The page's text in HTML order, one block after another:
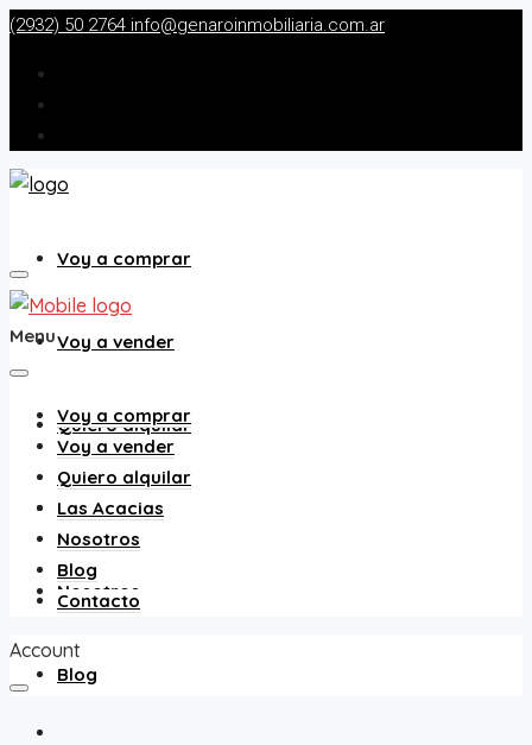
(2932) 50 2764 info@genaroinmobiliaria.com.ar
Voy a comprar
Voy a vender
Quiero alquilar
Las Acacias
Nosotros
Blog
Menu
Voy a comprar
Voy a vender
Quiero alquilar
Las Acacias
Nosotros
Blog
Contacto
Account